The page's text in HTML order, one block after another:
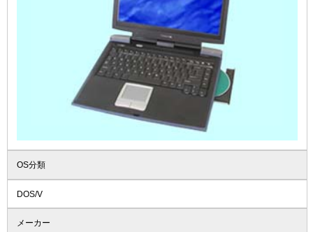
OS分類
DOS/V
メーカー